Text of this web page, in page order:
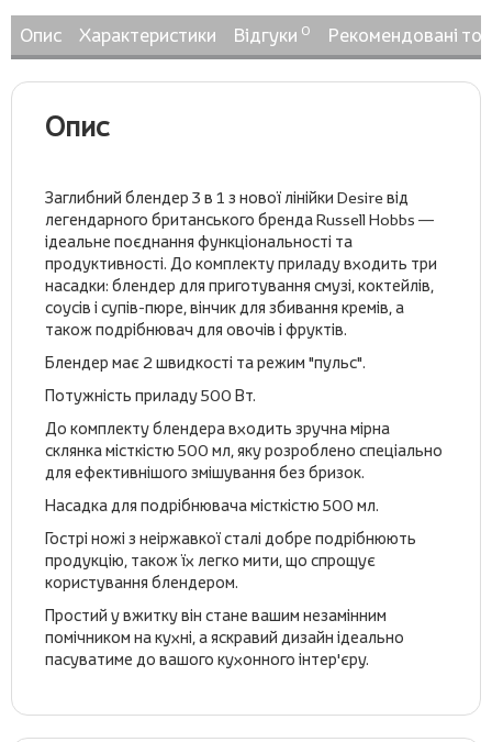
Опис Характеристики Відгуки 0 Рекомендовані
Опис
Заглибний блендер 3 в 1 з нової лінійки Desire від
легендарного британського бренда Russell Hobbs —
ідеальне поєднання функціональності та
продуктивності. До комплекту приладу входить три
насадки: блендер для приготування смузі, коктейлів,
соусів і супів-пюре, вінчик для збивання кремів, а
також подрібнювач для овочів і фруктів.
Блендер має 2 швидкості та режим "пульс".
Потужність приладу 500 Вт.
До комплекту блендера входить зручна мірна
склянка місткістю 500 мл, яку розроблено спеціально
для ефективнішого змішування без бризок.
Насадка для подрібнювача місткістю 500 мл.
Гострі ножі з неіржавкої сталі добре подрібнюють
продукцію, також їх легко мити, що спрощує
користування блендером.
Простий у вжитку він стане вашим незамінним
помічником на кухні, а яскравий дизайн ідеально
пасуватиме до вашого кухонного інтер'єру.